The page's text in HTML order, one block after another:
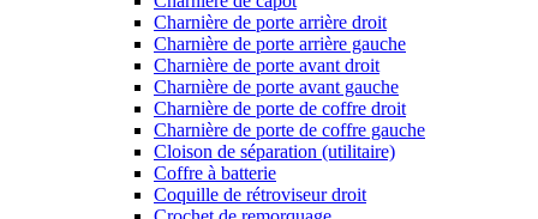
Charnière de porte arrière droit
Charnière de porte arrière gauche
Charnière de porte avant droit
Charnière de porte avant gauche
Charnière de porte de coffre droit
Charnière de porte de coffre gauche
Cloison de séparation (utilitaire)
Coffre à batterie
Coquille de rétroviseur droit